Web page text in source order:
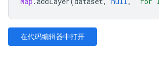
在代码编辑器中打开